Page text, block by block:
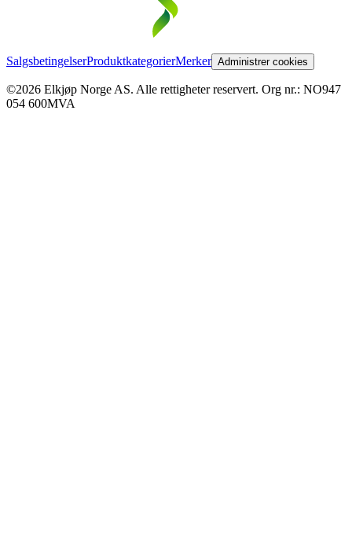
SalgsbetingelserProduktkategorierMerker Administrer cookies
©2026 Elkjøp Norge AS. Alle rettigheter reservert. Org nr.: NO947
054 600MVA